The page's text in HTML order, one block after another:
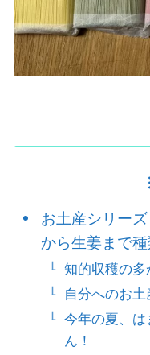
お土産シリー
から生姜まで種
知的収穫の多
自分へのお土
今年の夏、
ん！